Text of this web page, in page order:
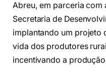
Abreu, em parceria com
Secretaria de
implantando um projeto
vida dos produtores
incentivando a